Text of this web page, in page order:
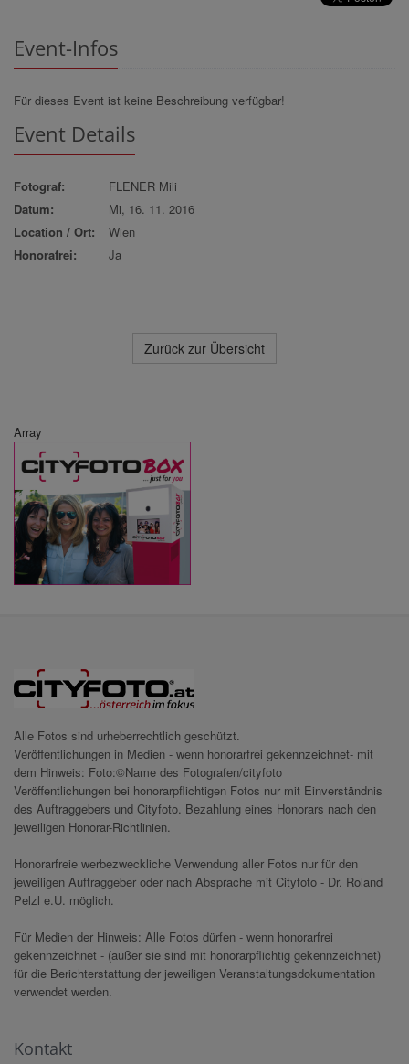
Event-Infos
Für dieses Event ist keine Beschreibung verfügbar!
Event Details
Fotograf:
FLENER Mili
Datum:
Mi, 16. 11. 2016
Location / Ort:
Wien
Honorafrei:
Ja
Zurück zur Übersicht
Array
Alle Fotos sind urheberrechtlich geschützt.
Veröffentlichungen in Medien - wenn honorarfrei gekennzeichnet- mit
dem Hinweis: Foto:©Name des Fotografen/cityfoto
Veröffentlichungen bei honorarpflichtigen Fotos nur mit Einverständnis
des Auftraggebers und Cityfoto. Bezahlung eines Honorars nach den
jeweiligen Honorar-Richtlinien.
Honorarfreie werbezweckliche Verwendung aller Fotos nur für den
jeweiligen Auftraggeber oder nach Absprache mit Cityfoto - Dr. Roland
Pelzl e.U. möglich.
Für Medien der Hinweis: Alle Fotos dürfen - wenn honorarfrei
gekennzeichnet - (außer sie sind mit honorarpflichtig gekennzeichnet)
für die Berichterstattung der jeweiligen Veranstaltungsdokumentation
verwendet werden.
Kontakt